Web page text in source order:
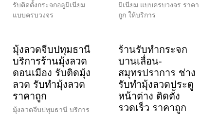
รับติดตั้งกระจกอลูมิเนียม
แบบครบวงจร
มิเนียม แบบครบวงจร ราคา
ถูก ให้บริการ
มุ้งลวดจีบปทุมธานี
บริการร้านมุ้งลวด
ดอนเมือง รับติดมุ้ง
ลวด รับทำมุ้งลวด
ราคาถูก
มุ้งลวดจีบปทุมธานี บริการ
ร้านรับทำกระจก
บานเลื่อน-
สมุทรปราการ ช่าง
รับทำมุ้งลวดประตู
หน้าต่าง ติดตั้ง
รวดเร็ว ราคาถูก